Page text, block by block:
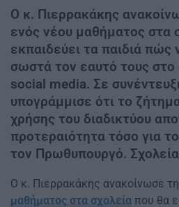
Ο κ. Πιερρακάκης
ενός νέου μαθήματος στα
εκπαιδεύει τα παιδιά πώς
σωστά τον εαυτό τους στο
social media. Σε
υπογράμμισε ότι το
χρήσης του διαδικτύου
προτεραιότητα τόσο για
τον Πρωθυπουργό.
Ο κ. Πιερρακάκης ανακοίνωσε
μαθήματος στα σχολεία που θα